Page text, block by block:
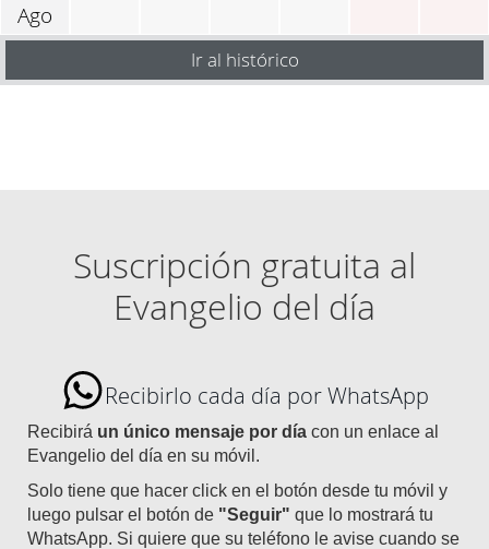
Ago
Ir al histórico
Suscripción gratuita al
Evangelio del día
Recibirlo cada día por WhatsApp
Recibirá un único mensaje por día con un enlace al
Evangelio del día en su móvil.
Solo tiene que hacer click en el botón desde tu móvil y
luego pulsar el botón de "Seguir" que lo mostrará tu
WhatsApp. Si quiere que su teléfono le avise cuando se